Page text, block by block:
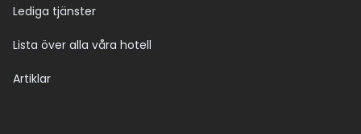
Lediga tjänster
Lista över alla våra hotell
Artiklar